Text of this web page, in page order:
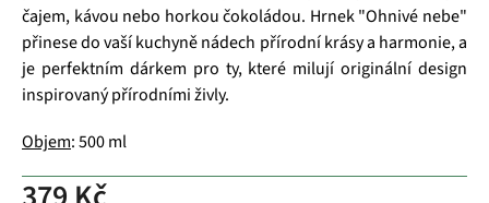
čajem, kávou nebo horkou čokoládou. Hrnek "Ohnivé nebe"
přinese do vaší kuchyně nádech přírodní krásy a harmonie, a
je perfektním dárkem pro ty, které milují originální design
inspirovaný přírodními živly.
Objem: 500 ml